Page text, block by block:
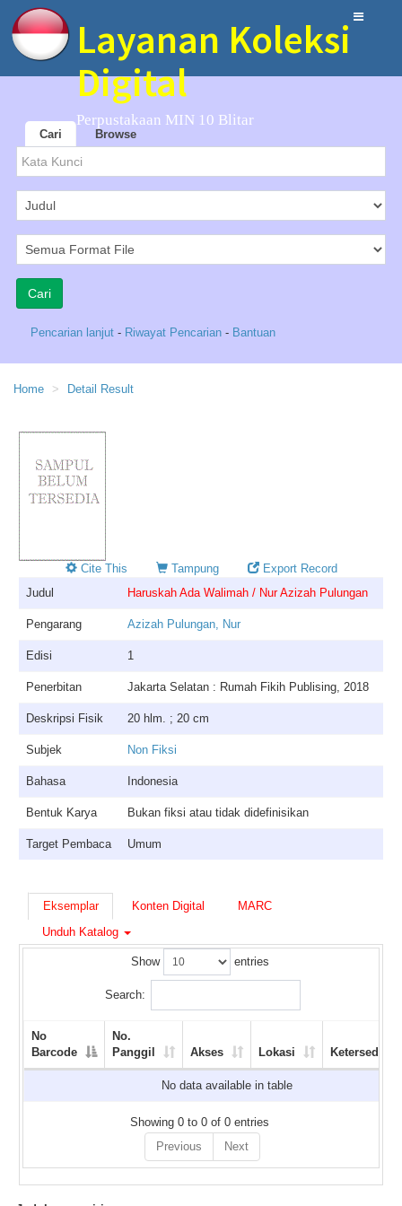
Layanan Koleksi
Digital
Perpustakaan MIN 10 Blitar
Cari Browse
Pencarian lanjut - Riwayat Pencarian - Bantuan
Home Detail Result
Cite This Tampung
Export Record
Judul
Haruskah Ada Walimah / Nur Azizah Pulungan
Pengarang Azizah Pulungan, Nur
Edisi 1
Penerbitan Jakarta Selatan : Rumah Fikih Publising, 2018
Deskripsi Fisik 20 hlm. ; 20 cm
Subjek Non Fiksi
Bahasa Indonesia
Bentuk Karya Bukan fiksi atau tidak didefinisikan
Target Pembaca Umum
Eksemplar Konten Digital
MARC
Unduh Katalog
Show entries
Search:
No
Barcode
No.
Panggil
Akses Lokasi Ketersediaan
No data available in table
Showing 0 to 0 of 0 entries
Previous
Next